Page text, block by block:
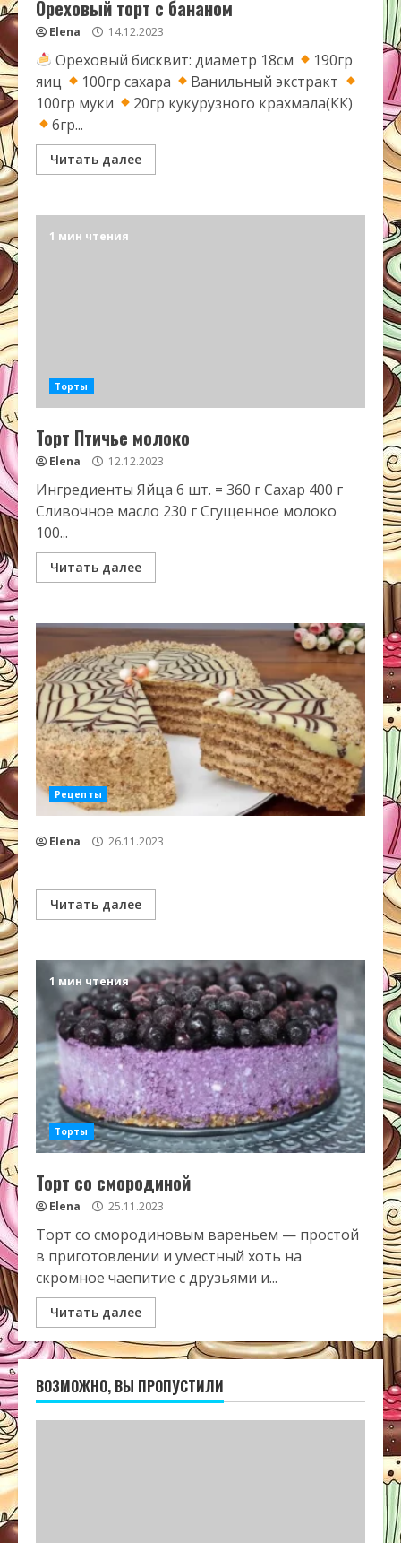
Ореховый торт с бананом
Elena 14.12.2023
Ореховый бисквит: диаметр 18см
190гр
яиц
100гр сахара
Ванильный экстракт
100гр муки
20гр кукурузного крахмала(КК)
6гр...
Читать далее
1 мин чтения
Торты
Торт Птичье молоко
Elena 12.12.2023
Ингредиенты Яйца 6 шт. = 360 г Сахар 400 г
Сливочное масло 230 г Сгущенное молоко
100...
Читать далее
Рецепты
Elena 26.11.2023
Читать далее
1 мин чтения
Торты
Торт со смородиной
Elena 25.11.2023
Торт со смородиновым вареньем — простой
в приготовлении и уместный хоть на
скромное чаепитие с друзьями и...
Читать далее
ВОЗМОЖНО, ВЫ ПРОПУСТИЛИ